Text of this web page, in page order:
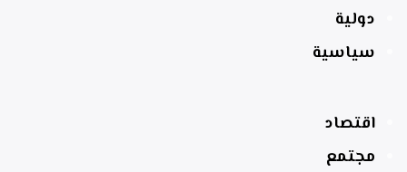
دولية
سياسية
اقتصاد
مجتمع